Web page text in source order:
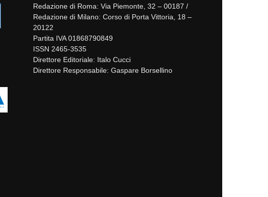
Redazione di Roma: Via Piemonte, 32 – 00187 /
Redazione di Milano: Corso di Porta Vittoria, 18 –
20122
Partita IVA 01868790849
ISSN 2465-3535
Direttore Editoriale: Italo Cucci
Direttore Responsabile: Gaspare Borsellino